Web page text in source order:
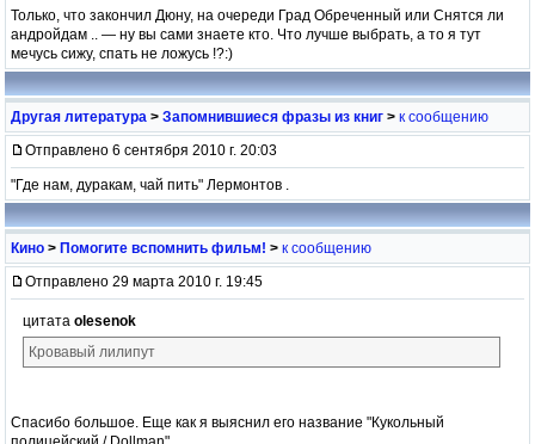
Только, что закончил Дюну, на очереди Град Обреченный или Снятся ли
андройдам .. — ну вы сами знаете кто. Что лучше выбрать, а то я тут
мечусь сижу, спать не ложусь !?:)
Другая литература > Запомнившиеся фразы из книг > к сообщению
Отправлено 6 сентября 2010 г. 20:03
"Где нам, дуракам, чай пить" Лермонтов .
Кино > Помогите вспомнить фильм! > к сообщению
Отправлено 29 марта 2010 г. 19:45
цитата olesenok
Кровавый лилипут
Спасибо большое. Еще как я выяснил его название "Кукольный